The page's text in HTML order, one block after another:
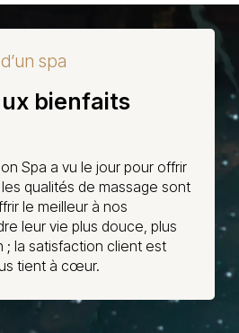
spa
bienfaits
Spa a vu le jour pour offrir
qualités de massage sont
le meilleur à nos
leur vie plus douce, plus
; la satisfaction client est
tient à cœur.